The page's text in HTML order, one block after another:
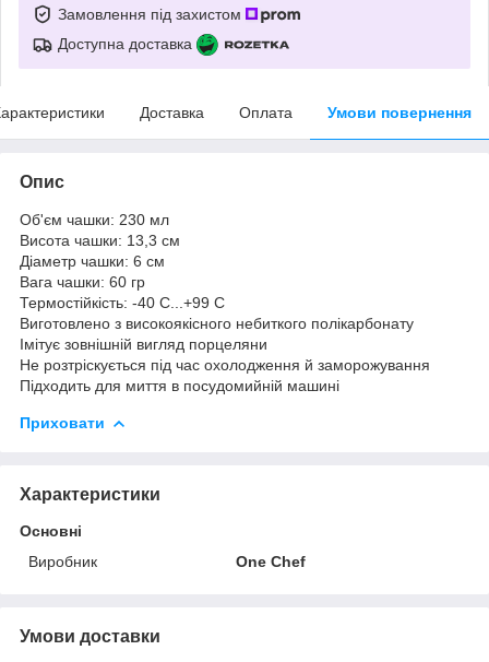
Замовлення під захистом
Доступна доставка
Доставка Оплата Умови повернення
Опис
Об'єм чашки: 230 мл
Висота чашки: 13,3 см
Діаметр чашки: 6 см
Вага чашки: 60 гр
Термостійкість: -40 С...+99 С
Виготовлено з високоякісного небиткого полікарбонату
Імітує зовнішній вигляд порцеляни
Не розтріскується під час охолодження й заморожування
Підходить для миття в посудомийній машині
Приховати
Характеристики
Основні
Виробник
One Chef
Умови доставки